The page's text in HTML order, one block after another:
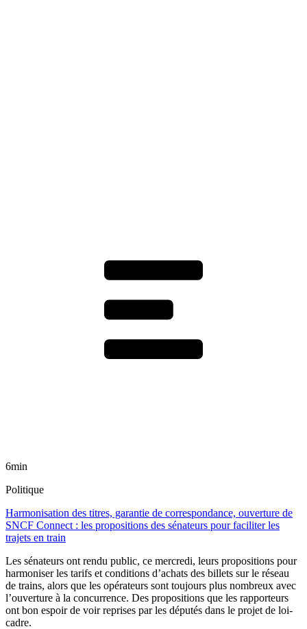
6min
Politique
Harmonisation des titres, garantie de correspondance, ouverture de
SNCF Connect : les propositions des sénateurs pour faciliter les
trajets en train
Les sénateurs ont rendu public, ce mercredi, leurs propositions pour
harmoniser les tarifs et conditions d’achats des billets sur le réseau
de trains, alors que les opérateurs sont toujours plus nombreux avec
l’ouverture à la concurrence. Des propositions que les rapporteurs
ont bon espoir de voir reprises par les députés dans le projet de loi-
cadre.